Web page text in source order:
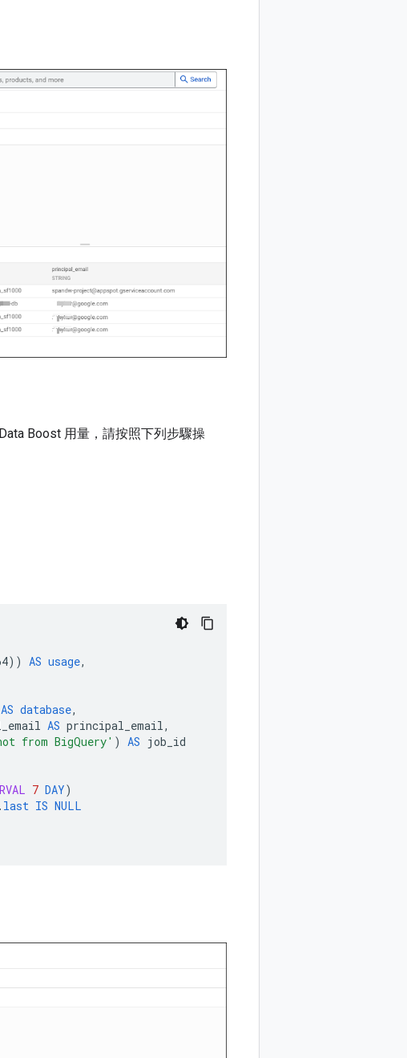
Boost 用量，請按照下列步驟操
)) AS usage,
AS database,
AS principal_email ,
from BigQuery' ) AS job_id
7 DAY)
. last IS NULL